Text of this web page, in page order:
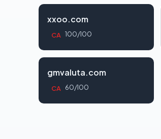
xxoo.com
CA 100/100
gmvaluta.com
CA 60/100